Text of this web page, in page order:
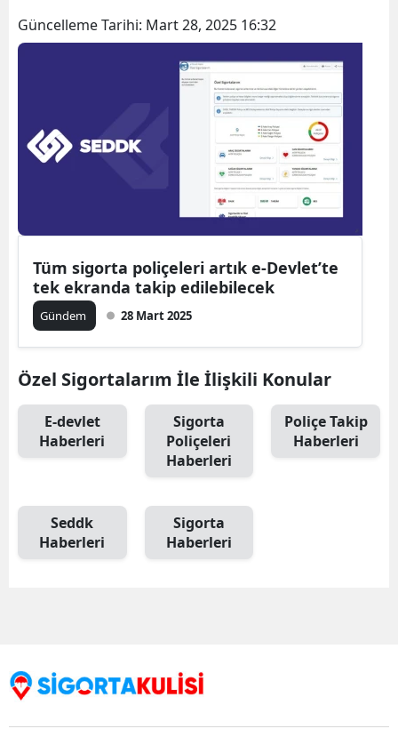
Güncelleme Tarihi: Mart 28, 2025 16:32
Tüm sigorta poliçeleri artık e-Devlet’te
tek ekranda takip edilebilecek
Gündem 28 Mart 2025
Özel Sigortalarım İle İlişkili Konular
E-devlet
Haberleri
Sigorta
Poliçeleri
Haberleri
Poliçe Takip
Haberleri
Seddk
Haberleri
Sigorta
Haberleri